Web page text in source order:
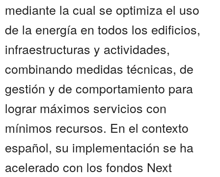
mediante la cual se optimiza el uso
de la energía en todos los edificios,
infraestructuras y actividades,
combinando medidas técnicas, de
gestión y de comportamiento para
lograr máximos servicios con
mínimos recursos. En el contexto
español, su implementación se ha
acelerado con los fondos Next